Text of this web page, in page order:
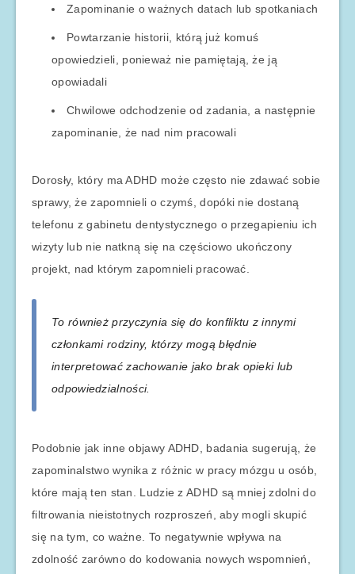
Zapominanie o ważnych datach lub spotkaniach
Powtarzanie historii, którą już komuś
opowiedzieli, ponieważ nie pamiętają, że ją
opowiadali
Chwilowe odchodzenie od zadania, a następnie
zapominanie, że nad nim pracowali
Dorosły, który ma ADHD może często nie zdawać sobie
sprawy, że zapomnieli o czymś, dopóki nie dostaną
telefonu z gabinetu dentystycznego o przegapieniu ich
wizyty lub nie natkną się na częściowo ukończony
projekt, nad którym zapomnieli pracować.
To również przyczynia się do konfliktu z innymi
członkami rodziny, którzy mogą błędnie
interpretować zachowanie jako brak opieki lub
odpowiedzialności.
Podobnie jak inne objawy ADHD, badania sugerują, że
zapominalstwo wynika z różnic w pracy mózgu u osób,
które mają ten stan. Ludzie z ADHD są mniej zdolni do
filtrowania nieistotnych rozproszeń, aby mogli skupić
się na tym, co ważne. To negatywnie wpływa na
zdolność zarówno do kodowania nowych wspomnień,